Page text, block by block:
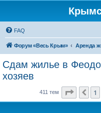
FAQ
Форум «Весь Крым» Аренда
Сдам жилье в
хозяев
411 тем 1